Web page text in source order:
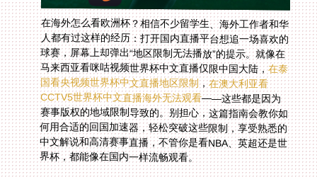
在海外怎么看欧洲杯？相信不少留学生、海外工作者和华
人都有过这样的经历：打开国内直播平台想追一场喜欢的
球赛，屏幕上却弹出“地区限制无法播放”的提示。就像在
马来西亚看咪咕视频世界杯中文直播仅限中国大陆，在泰
国看央视频世界杯中文直播地区限制，在澳大利亚看
CCTV5世界杯中文直播海外无法观看——这些都是因为
赛事版权的地域限制导致的。别担心，这篇指南会教你如
何用合适的回国加速器，轻松突破这些限制，享受熟悉的
中文解说和高清赛事直播，不管你是看NBA、英超还是世
界杯，都能像在国内一样流畅观看。